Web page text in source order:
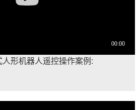
形机器人遥控操作案例: